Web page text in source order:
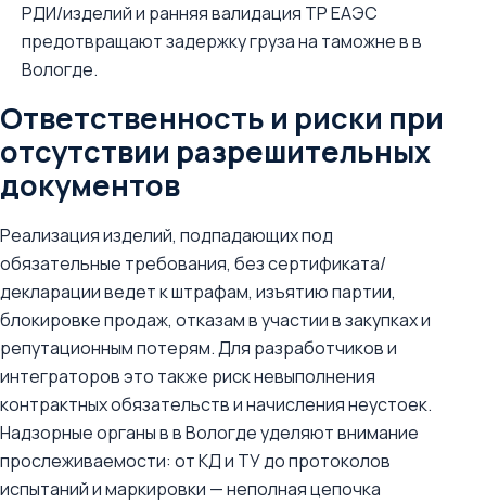
РДИ/изделий и ранняя валидация ТР ЕАЭС
предотвращают задержку груза на таможне в в
Вологде.
Ответственность и риски при
отсутствии разрешительных
документов
Реализация изделий, подпадающих под
обязательные требования, без сертификата/
декларации ведет к штрафам, изъятию партии,
блокировке продаж, отказам в участии в закупках и
репутационным потерям. Для разработчиков и
интеграторов это также риск невыполнения
контрактных обязательств и начисления неустоек.
Надзорные органы в в Вологде уделяют внимание
прослеживаемости: от КД и ТУ до протоколов
испытаний и маркировки — неполная цепочка